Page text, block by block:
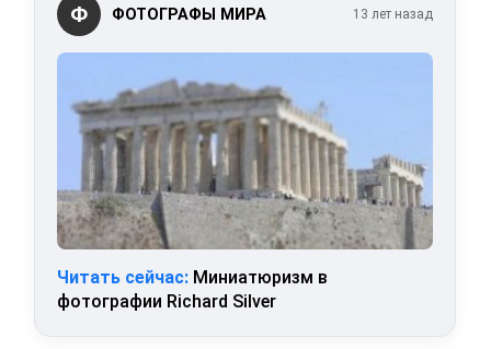
Ф ФОТОГРАФЫ МИРА 13 лет назад
Читать сейчас: Миниатюризм в
фотографии Richard Silver